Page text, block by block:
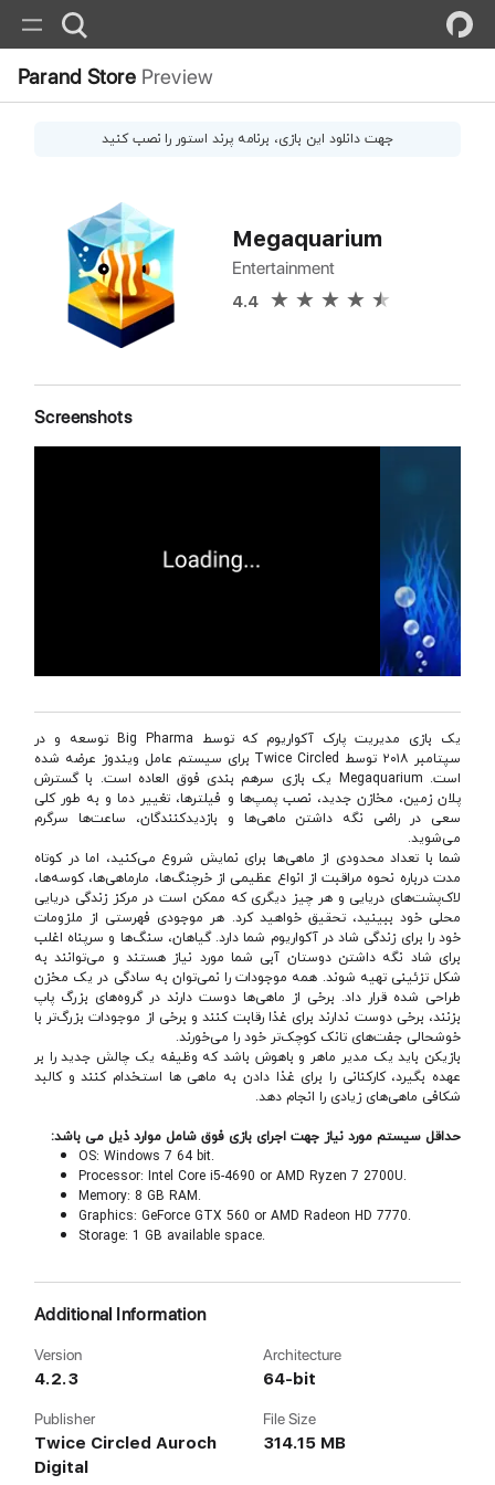
Parand Store Preview
جهت دانلود این بازی، برنامه پرند استور را نصب کنید
Megaquarium
Entertainment
4.4
Screenshots
یک بازی مدیریت پارک آکواریوم که توسط Big Pharma توسعه و در
سپتامبر ۲۰۱۸ توسط Twice Circled برای سیستم عامل ویندوز عرضه شده
است. Megaquarium یک بازی سرهم بندی فوق العاده است. با گسترش
پلان زمین، مخازن جدید، نصب پمپ‌ها و فیلترها، تغییر دما و به طور کلی
سعی در راضی نگه داشتن ماهی‌ها و بازدیدکنندگان، ساعت‌ها سرگرم
می‌شوید.
شما با تعداد محدودی از ماهی‌ها برای نمایش شروع می‌کنید، اما در کوتاه‌
مدت درباره نحوه مراقبت از انواع عظیمی از خرچنگ‌ها، مارماهی‌ها، کوسه‌ها،
لاک‌پشت‌های دریایی و هر چیز دیگری که ممکن است در مرکز زندگی دریایی
محلی خود ببینید، تحقیق خواهید کرد. هر موجودی فهرستی از ملزومات
خود را برای زندگی شاد در آکواریوم شما دارد. گیاهان، سنگ‌ها و سرپناه اغلب
برای شاد نگه داشتن دوستان آبی شما مورد نیاز هستند و می‌توانند به
شکل تزئینی تهیه شوند. همه موجودات را نمی‌توان به سادگی در یک مخزن
طراحی شده قرار داد. برخی از ماهی‌ها دوست دارند در گروه‌های بزرگ پاپ
بزنند، برخی دوست ندارند برای غذا رقابت کنند و برخی از موجودات بزرگ‌تر با
خوشحالی جفت‌های تانک کوچک‌تر خود را می‌خورند.
بازیکن باید یک مدیر ماهر و باهوش باشد که وظیفه یک چالش جدید را بر
عهده بگیرد، کارکنانی را برای غذا دادن به ماهی ها استخدام کنند و کالبد
شکافی ماهی‌های زیادی را انجام دهد.
حداقل سیستم مورد نیاز جهت اجرای بازی فوق شامل موارد ذیل می باشد:
OS: Windows 7 64 bit.
Processor: Intel Core i5-4690 or AMD Ryzen 7 2700U.
Memory: 8 GB RAM.
Graphics: GeForce GTX 560 or AMD Radeon HD 7770.
Storage: 1 GB available space.
Additional Information
Version
4.2.3
Architecture
64-bit
Publisher
Twice Circled Auroch
Digital
File Size
314.15 MB